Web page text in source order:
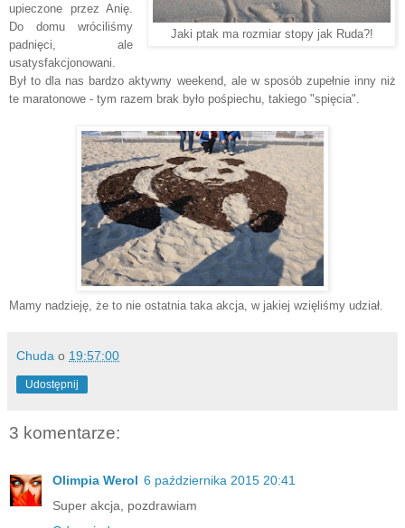
Jaki ptak ma rozmiar stopy jak Ruda?!
upieczone przez Anię.
Do domu wróciliśmy
padnięci, ale
usatysfakcjonowani.
Był to dla nas bardzo aktywny weekend, ale w sposób zupełnie inny niż
te maratonowe - tym razem brak było pośpiechu, takiego "spięcia".
Mamy nadzieję, że to nie ostatnia taka akcja, w jakiej wzięliśmy udział.
Chuda o 19:57:00
Udostępnij
3 komentarze:
Olimpia Werol 6 października 2015 20:41
Super akcja, pozdrawiam